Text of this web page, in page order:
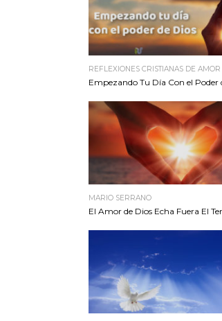
REFLEXIONES CRISTIANAS DE AMOR
Empezando Tu Día Con el Poder
MARIO SERRANO
El Amor de Dios Echa Fuera El